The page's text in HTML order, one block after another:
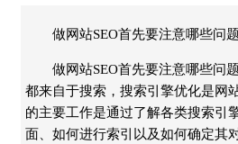
做网站SEO首先要注意哪些问
做网站SEO首先要注意哪些问
都来自于搜索，搜索引擎优化是网
的主要工作是通过了解各类搜索引
面、如何进行索引以及如何确定其